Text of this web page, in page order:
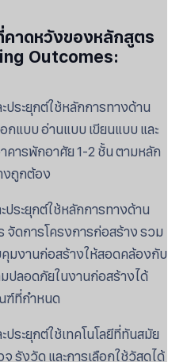
าดหวังของหลักสูตร
Outcomes:
ประยุกต์ใช้หลักการทางด้าน
กแบบ อ่านแบบ เขียนแบบ และ
คารพักอาศัย 1-2 ชั้น ตามหลัก
งถูกต้อง
ประยุกต์ใช้หลักการทางด้าน
จัดการโครงการก่อสร้าง รวม
มงานก่อสร้างให้สอดคล้องกับ
ปลอดภัยในงานก่อสร้างได้
ฑ์ที่กำหนด
ประยุกต์ใช้เทคโนโลยีที่ทันสมัย
รังวัด และการเลือกใช้วัสดุได้